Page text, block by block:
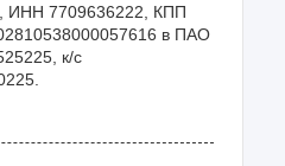
ИНН 7709636222, КПП
в ПАО
к/с